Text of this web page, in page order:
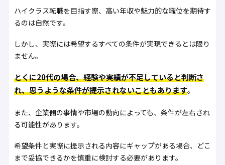
ハイクラス転職を目指す際、高い年収や魅力的な職位を期待す
るのは自然です。
しかし、実際には希望するすべての条件が実現できるとは限り
ません。
とくに20代の場合、経験や実績が不足していると判断さ
れ、思うような条件が提示されないこともあります。
また、企業側の事情や市場の動向によっても、条件が左右され
る可能性があります。
希望条件と実際に提示される内容にギャップがある場合、どこ
まで妥協できるかを慎重に検討する必要があります。